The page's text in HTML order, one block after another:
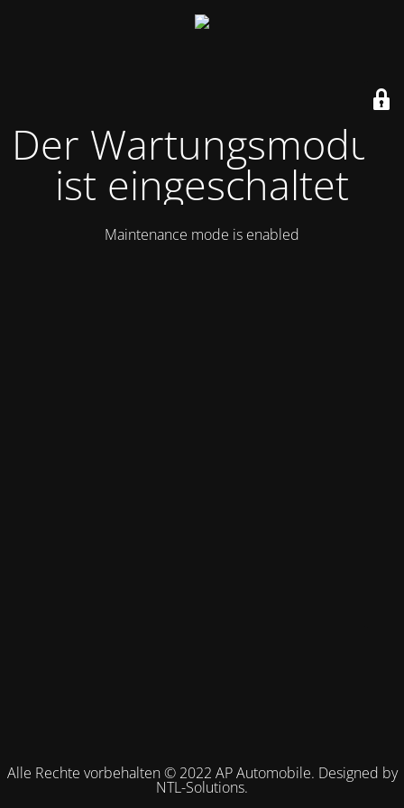
Der Wartungsmodus
ist eingeschaltet
Maintenance mode is enabled
Alle Rechte vorbehalten © 2022 AP Automobile. Designed by
NTL-Solutions.